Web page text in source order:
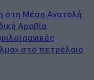
στη Μέση Ανατολή:
Αραβία
στο πετρέλαιο